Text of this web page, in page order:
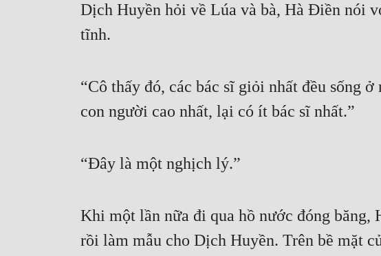
Dịch Huyền hỏi về Lúa và bà, Hà Điền nói
tĩnh.
“Cô thấy đó, các bác sĩ giỏi nhất đều sống
con người cao nhất, lại có ít bác sĩ nhất.”
“Đây là một nghịch lý.”
Khi một lần nữa đi qua hồ nước đóng
rồi làm mẫu cho Dịch Huyền. Trên bề mặt